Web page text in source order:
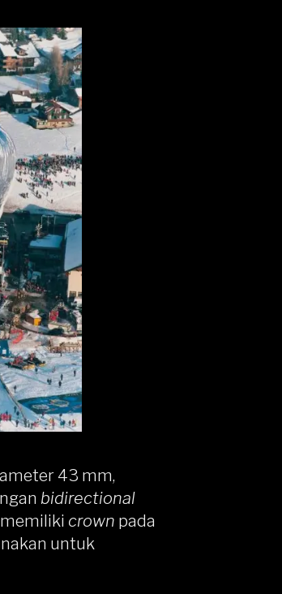
43 mm,
bidirectional
crown pada
untuk